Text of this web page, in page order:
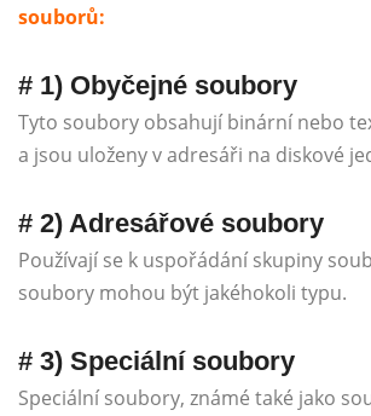
souborů:
# 1) Obyčejné soubory
Tyto soubory obsahují binární nebo
a jsou uloženy v adresáři na diskové
# 2) Adresářové soubory
Používají se k uspořádání skupiny
soubory mohou být jakéhokoli typu.
# 3) Speciální soubory
Speciální soubory, známé také jako